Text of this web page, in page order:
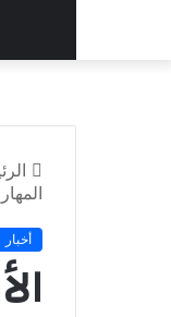
أخبار